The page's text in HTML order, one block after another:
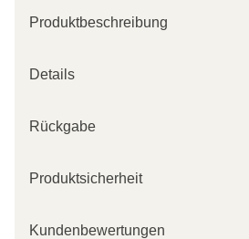
Produktbeschreibung
Details
Rückgabe
Produktsicherheit
Kundenbewertungen